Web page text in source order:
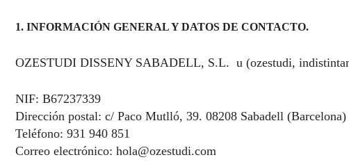
1. INFORMACIÓN GENERAL Y DATOS DE CONTACTO.
OZESTUDI DISSENY SABADELL, S.L. u (ozestudi,
NIF: B67237339
Dirección postal: c/ Paco Mutlló, 39. 08208 Sabadell (Barcelona)
Teléfono: 931 940 851
Correo electrónico: hola@ozestudi.com